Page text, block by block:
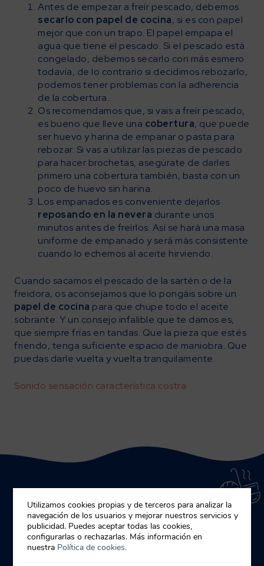
Antes de empezar a freír pescado, debemos
secarlo con papel de cocina, si es con papel
mejor que con un trapo. El papel empapa el
agua que tiene el pescado. Si el pescado está
congelado, debemos secarlo con más esmero
todavía, de lo contrario si decidimos rebozarlo,
podemos tener problemas con la adherencia
de la cobertura.
Os recomendamos que, si vais a freír pescado,
es bueno que lleve una cobertura, que puede
ser huevo y harina de empanar o pasta para
rebozar. Si vas a utilizar las piezas de pescado
para hacer brochetas, asegúrate de darles
primero una cobertura también, basta con un
poco de huevo sin harina.
Los empanados es conveniente dejarlos
reposando en la nevera durante unos
minutos antes de freírlos. Así se hará una masa
uniforme de empanado y será más consistente
cuando lo echemos al aceite hirviendo.
Cuando sacamos el pescado de la sartén o de la
freidora, os aconsejamos que lo pongáis sobre un
papel de cocina para que chupe todo el aceite
sobrante. Y un consejo infalible que te damos es,
que siempre frías en tandas. Que la pieza que estés
friendo, tenga suficiente espacio de maniobra. Que
puedas darle vuelta y vuelta tranquilamente.
Sonido sensación característica costra
Otros trucos de cocina
Utilizamos cookies propias y de terceros para analizar la
navegación de los usuarios y mejorar nuestros servicios y
publicidad. Puedes aceptar todas las cookies,
configurarlas o rechazarlas. Más información en
nuestra Política de cookies.